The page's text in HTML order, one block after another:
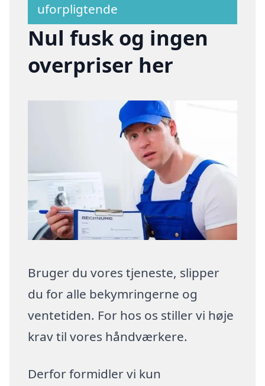
uforpligtende
Nul fusk og ingen
overpriser her
Bruger du vores tjeneste, slipper
du for alle bekymringerne og
ventetiden. For hos os stiller vi høje
krav til vores håndværkere.
Derfor formidler vi kun